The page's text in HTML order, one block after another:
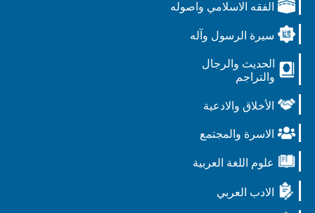
الفقه الاسلامي واصوله
سيرة الرسول وآله
الحديث والرجال
والتراجم
الأخلاق والادعية
الاسرة والمجتمع
علوم اللغة العربية
الادب العربي